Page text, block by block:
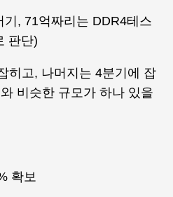
, 71억짜리는 DDR4테스
판단)
히고, 나머지는 4분기에 잡
비슷한 규모가 하나 있을
확보